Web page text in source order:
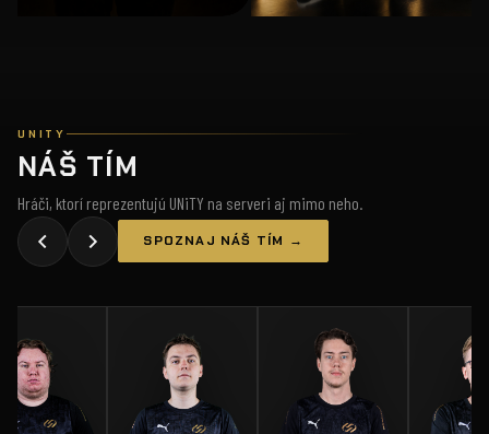
UNITY
NÁŠ TÍM
Hráči, ktorí reprezentujú UNiTY na serveri aj mimo neho.
SPOZNAJ NÁŠ TÍM →